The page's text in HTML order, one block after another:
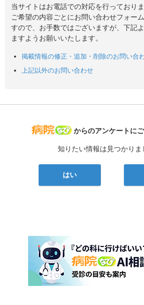
当サイトはお電話での対応を行っておりま
ご希望の内容ごとにお問い合わせフォー
すので、お手数ではございますが、下記
ますようお願いいたします。
掲載情報の修正・追加・削除のお問い合
上記以外のお問い合わせ
病院なび
からのアンケートにご
知りたい情報は見つかりま
はい